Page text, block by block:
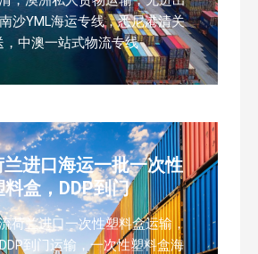
沙YML海运专线，悉尼港清关
，中澳一站式物流专线
进口海运一批一次性
料盒，DDP到门
荷兰进口一次性塑料盒运输，
到门运输，一次性塑料盒海